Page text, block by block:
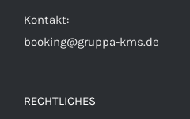
Kontakt:
booking@gruppa-kms.de
RECHTLICHES